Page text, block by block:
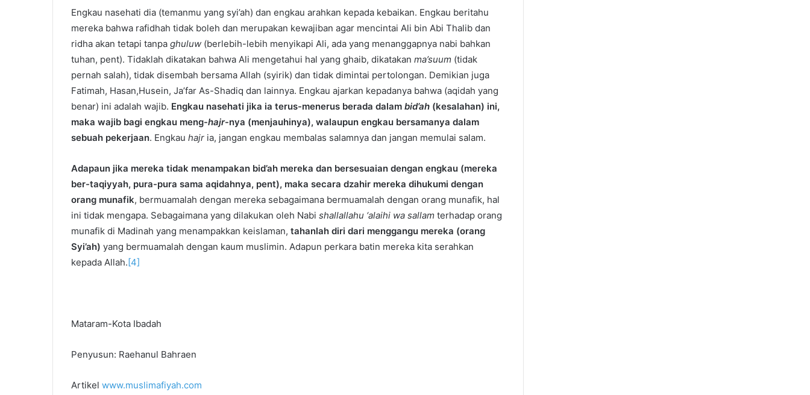
Engkau nasehati dia (temanmu yang syi’ah) dan engkau arahkan kepada kebaikan. Engkau beritahu
mereka bahwa rafidhah tidak boleh dan merupakan kewajiban agar mencintai Ali bin Abi Thalib dan
ridha akan tetapi tanpa ghuluw (berlebih-lebih menyikapi Ali, ada yang menanggapnya nabi bahkan
tuhan, pent). Tidaklah dikatakan bahwa Ali mengetahui hal yang ghaib, dikatakan ma’suum (tidak
pernah salah), tidak disembah bersama Allah (syirik) dan tidak dimintai pertolongan. Demikian juga
Fatimah, Hasan,Husein, Ja’far As-Shadiq dan lainnya. Engkau ajarkan kepadanya bahwa (aqidah yang
benar) ini adalah wajib. Engkau nasehati jika ia terus-menerus berada dalam bid’ah (kesalahan) ini,
maka wajib bagi engkau meng-hajr-nya (menjauhinya), walaupun engkau bersamanya dalam
sebuah pekerjaan. Engkau hajr ia, jangan engkau membalas salamnya dan jangan memulai salam.
Adapaun jika mereka tidak menampakan bid’ah mereka dan bersesuaian dengan engkau (mereka
ber-taqiyyah, pura-pura sama aqidahnya, pent), maka secara dzahir mereka dihukumi dengan
orang munafik, bermuamalah dengan mereka sebagaimana bermuamalah dengan orang munafik, hal
ini tidak mengapa. Sebagaimana yang dilakukan oleh Nabi shallallahu ‘alaihi wa sallam terhadap orang
munafik di Madinah yang menampakkan keislaman, tahanlah diri dari menggangu mereka (orang
Syi’ah) yang bermuamalah dengan kaum muslimin. Adapun perkara batin mereka kita serahkan
kepada Allah.[4]
Mataram-Kota Ibadah
Penyusun: Raehanul Bahraen
Artikel www.muslimafiyah.com